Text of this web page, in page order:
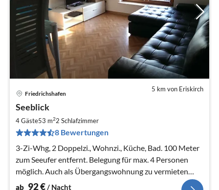
5 km von Eriskirch
Friedrichshafen
Seeblick
4 Gäste53 m22 Schlafzimmer
8 Bewertungen
3-Zi-Whg, 2 Doppelzi., Wohnzi., Küche, Bad. 100 Meter
zum Seeufer entfernt. Belegung für max. 4 Personen
möglich. Auch als Übergangswohnung zu vermieten
(nach Vereinbarung)
ab 92€/ Nacht